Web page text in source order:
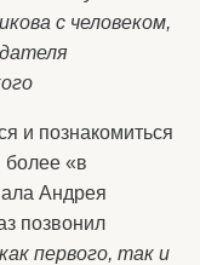
с человеком,
и познакомиться
более «в
Андрея
позвонил
первого, так и